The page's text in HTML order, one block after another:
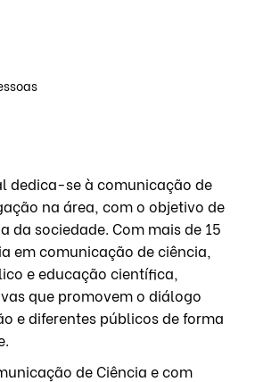
dedica-se à comunicação de
na área, com o objetivo de
da sociedade. Com mais de 15
em comunicação de ciência,
e educação científica,
que promovem o diálogo
e diferentes públicos de forma
de Ciência e com